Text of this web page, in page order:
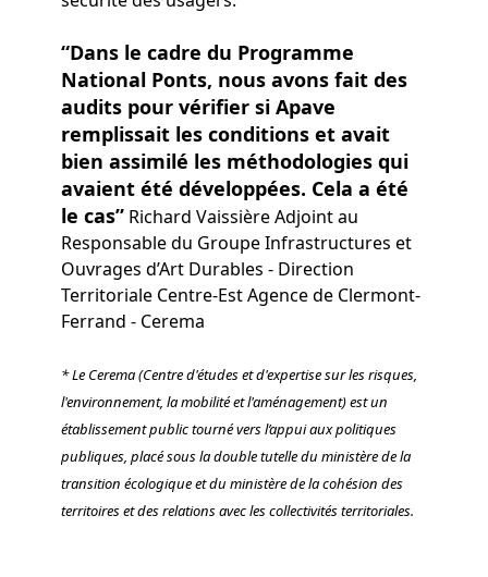
“Dans le cadre du Programme
National Ponts, nous avons fait des
audits pour vérifier si Apave
remplissait les conditions et avait
bien assimilé les méthodologies qui
avaient été développées. Cela a été
le cas” Richard Vaissière Adjoint au
Responsable du Groupe Infrastructures et
Ouvrages d’Art Durables - Direction
Territoriale Centre-Est Agence de Clermont-
Ferrand - Cerema
* Le Cerema (Centre d'études et d'expertise sur les risques,
l'environnement, la mobilité et l'aménagement) est un
établissement public tourné vers l’appui aux politiques
publiques, placé sous la double tutelle du ministère de la
transition écologique et du ministère de la cohésion des
territoires et des relations avec les collectivités territoriales.